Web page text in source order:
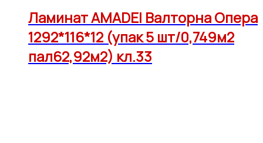
Ламинат AMADEI Валторна Опера
1292*116*12 (упак 5 шт/0,749м2
пал62,92м2) кл.33